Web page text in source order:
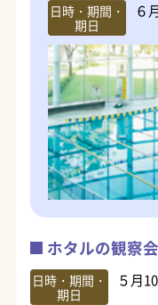
日時・期間・
期日
６
ホタルの観察会
日時・期間・
期日
５月